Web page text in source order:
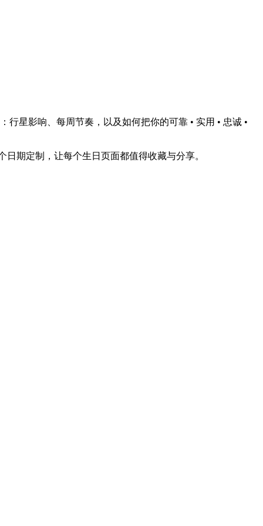
星影响、每周节奏，以及如何把你的可靠 • 实用 • 忠诚 •
期定制，让每个生日页面都值得收藏与分享。